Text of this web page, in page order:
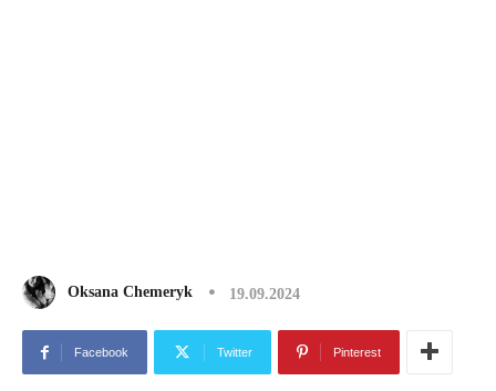
Oksana Chemeryk 19.09.2024
Facebook Twitter Pinterest